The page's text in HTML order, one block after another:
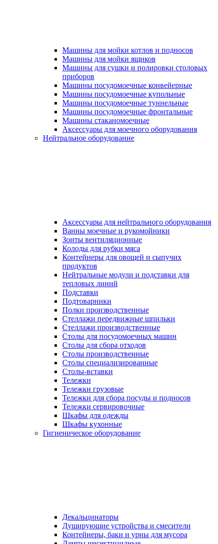
Машины для мойки котлов и подносов
Машины для мойки ящиков
Машины для сушки и полировки столовых
приборов
Машины посудомоечные конвейерные
Машины посудомоечные купольные
Машины посудомоечные туннельные
Машины посудомоечные фронтальные
Машины стаканомоечные
Аксессуары для моечного оборудования
Нейтральное оборудование
Аксессуары для нейтрального оборудования
Ванны моечные и рукомойники
Зонты вентиляционные
Колоды для рубки мяса
Контейнеры для овощей и сыпучих
продуктов
Нейтральные модули и подставки для
тепловых линий
Подставки
Подтоварники
Полки производственные
Стеллажи передвижные шпильки
Стеллажи производственные
Столы для посудомоечных машин
Столы для сбора отходов
Столы производственные
Столы специализированные
Столы-вставки
Тележки
Тележки грузовые
Тележки для сбора посуды и подносов
Тележки сервировочные
Шкафы для одежды
Шкафы кухонные
Гигиеническое оборудование
Декальцинаторы
Душирующие устройства и смесители
Контейнеры, баки и урны для мусора